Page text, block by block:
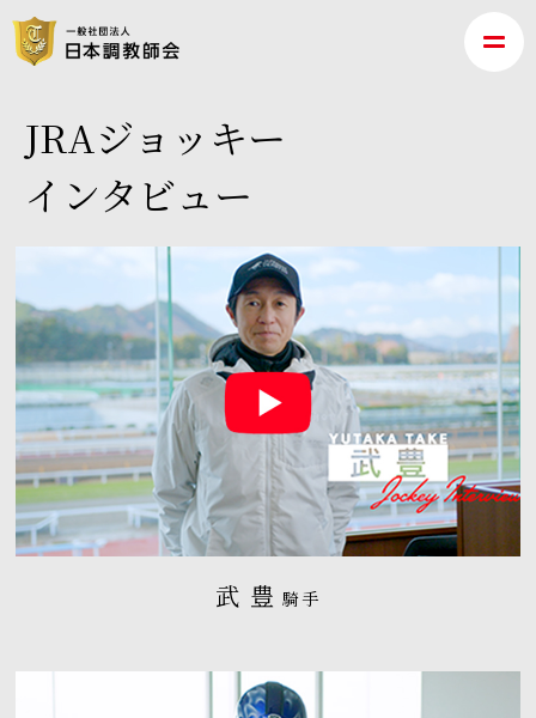
JRAジョッキー
インタビュー
武 豊 騎手